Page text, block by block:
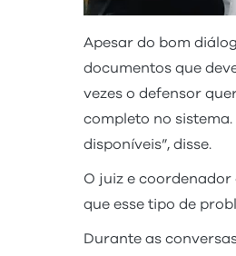
Apesar do bom
documentos que
vezes o defensor
completo no
disponíveis”, disse.
O juiz e
que esse tipo de
Durante as